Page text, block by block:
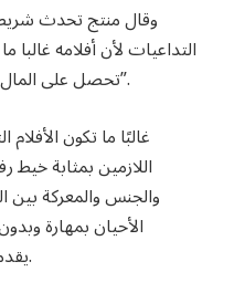
وقال منتج تحدث
التداعيات لأن أفلامه
تحصل على المال سواء في المغرب أو خارج المغرب”.
غالبًا ما تكون
اللازمين بمثابة
والجنس والمعركة بين
الأحيان بمهارة
يقدمونها للحصول على تصاريح الأفلام.